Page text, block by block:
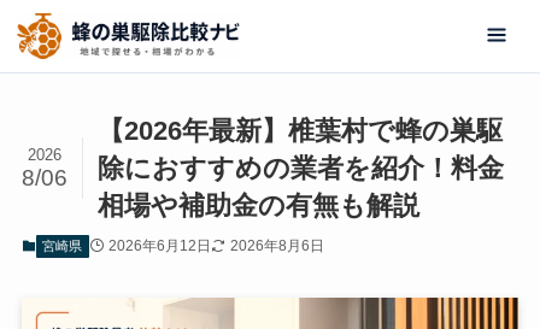
【2026年最新】椎葉村で蜂の巣駆
除におすすめの業者を紹介！料金
相場や補助金の有無も解説
2026
8/06
宮崎県 2026年6月12日 2026年8月6日